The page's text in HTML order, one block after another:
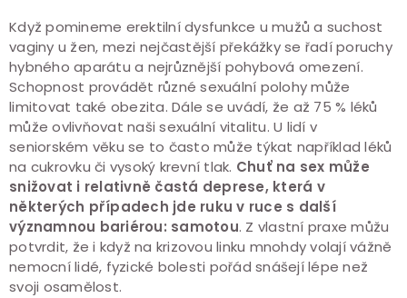
Když pomineme erektilní dysfunkce u mužů a suchost
vaginy u žen, mezi nejčastější překážky se řadí poruchy
hybného aparátu a nejrůznější pohybová omezení.
Schopnost provádět různé sexuální polohy může
limitovat také obezita. Dále se uvádí, že až 75 % léků
může ovlivňovat naši sexuální vitalitu. U lidí v
seniorském věku se to často může týkat například léků
na cukrovku či vysoký krevní tlak. Chuť na sex může
snižovat i relativně častá deprese, která v
některých případech jde ruku v ruce s další
významnou bariérou: samotou. Z vlastní praxe můžu
potvrdit, že i když na krizovou linku mnohdy volají vážně
nemocní lidé, fyzické bolesti pořád snášejí lépe než
svoji osamělost.